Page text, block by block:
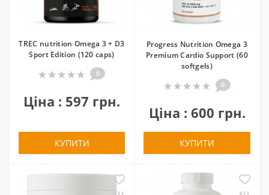
TREC nutrition Omega 3 + D3
Sport Edition (120 caps)
0
Ціна : 597 грн.
КУПИТИ
Progress Nutrition Omega 3
Premium Cardio Support (60
softgels)
0
Ціна : 600 грн.
КУПИТИ